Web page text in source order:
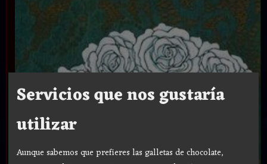
Servicios que nos gustaría
utilizar
Aunque sabemos que prefieres las galletas de chocolate,